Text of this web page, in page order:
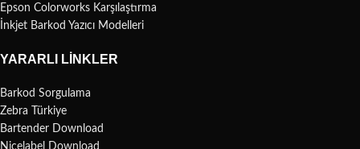
Epson Colorworks Karşılaştırma
İnkjet Barkod Yazıcı Modelleri
YARARLI LINKLER
Barkod Sorgulama
Zebra Türkiye
Bartender Download
Nicelabel Download